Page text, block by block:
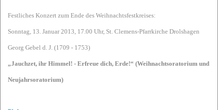
Festliches Konzert zum Ende des Weihnachtsfestkreises:
Sonntag, 13. Januar 2013, 17.00 Uhr, St. Clemens-Pfarrkirche Drolshagen
Georg Gebel d. J. (1709 - 1753)
„Jauchzet, ihr Himmel! - Erfreue dich, Erde!“ (Weihnachtsoratorium und
Neujahrsoratorium)